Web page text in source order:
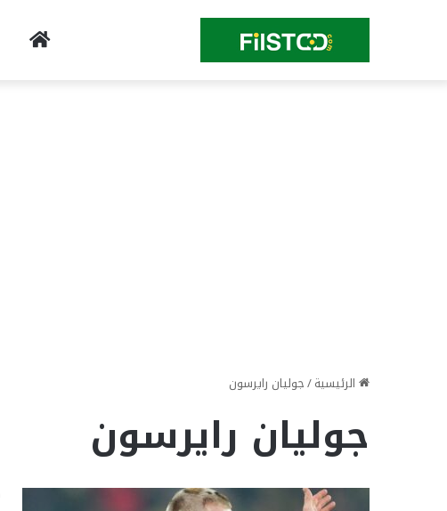
Home
الرئيسية/جوليان رايرسون
جوليان رايرسون